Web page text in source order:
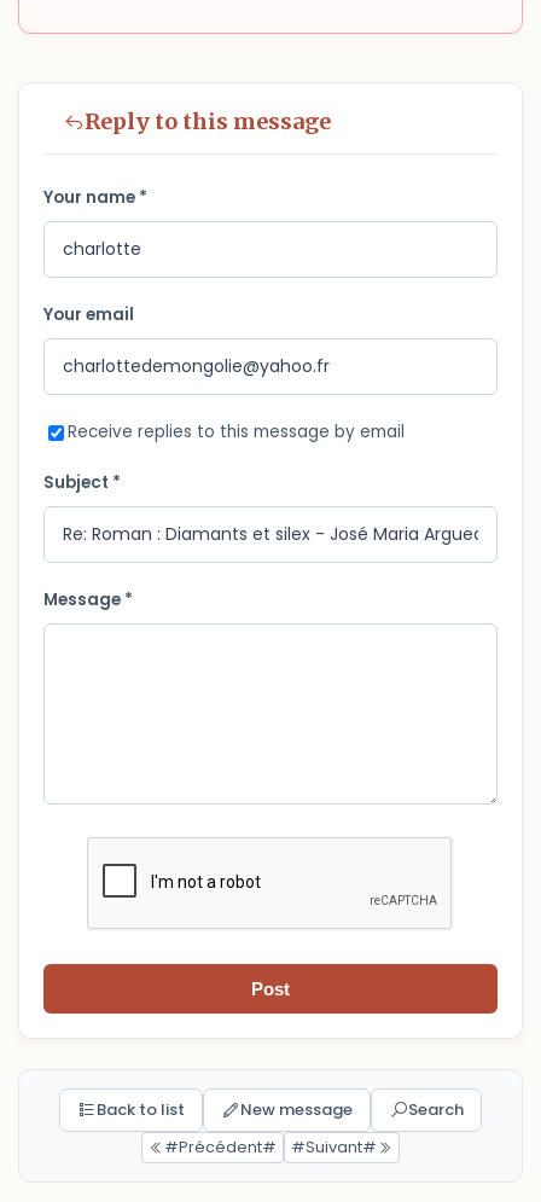
Reply to this message
Your name *
Your email
Receive replies to this message by email
Subject *
Message *
Post
Back to list New message
Search
#Précédent#
#Suivant#